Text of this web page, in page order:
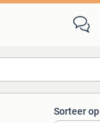
Sorteer op